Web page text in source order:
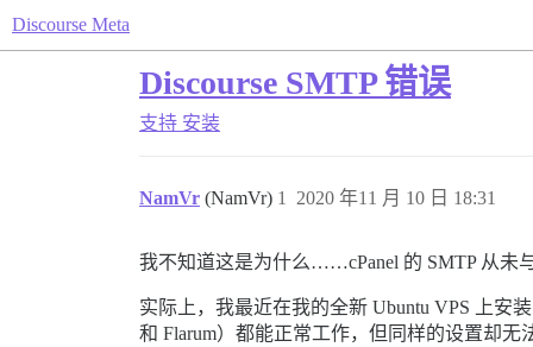
Discourse Meta
Discourse SMTP 错误
支持 安装
NamVr (NamVr) 2020 年11 月 10 日 18:31
1
我不知道这是为什么……cPanel 的 SMTP 从未
实际上，我最近在我的全新 Ubuntu VPS 上安
和 Flarum）都能正常工作，但同样的设置却无